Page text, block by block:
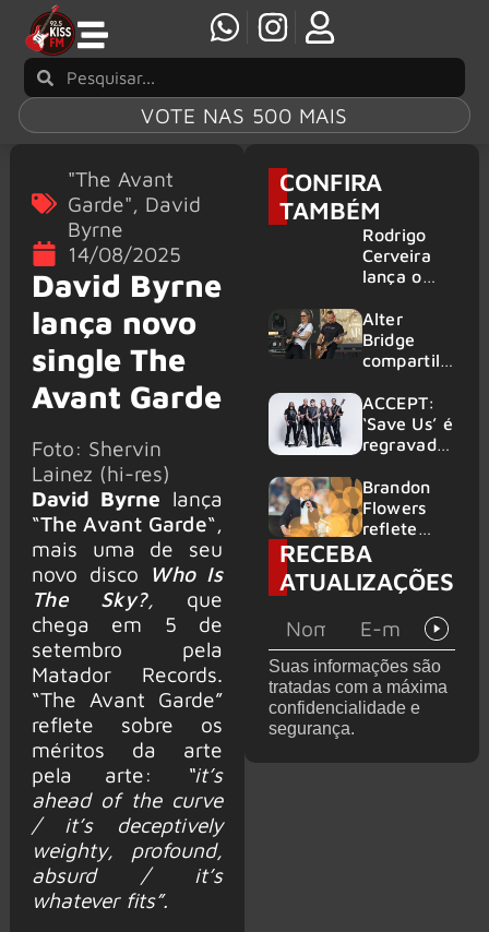
VOTE NAS 500 MAIS
"The Avant
Garde", David
Byrne
14/08/2025
David Byrne
lança novo
single The
Avant Garde
Foto: Shervin
Lainez (hi-res)
David Byrne lança
“The Avant Garde“,
mais uma de seu
novo disco
Who Is
The Sky?, que
chega em 5 de
setembro pela
Matador Records.
“The Avant Garde”
reflete sobre os
méritos da arte
pela arte:
“it’s
ahead of the curve
/ it’s deceptively
weighty, profound,
absurd / it’s
whatever fits”.
CONFIRA
TAMBÉM
Rodrigo
Cerveira
lança o
Searcher”
Alter
Bridge
compartilh
vivo de
“Fortress”
gravada
am Ring
2026
ACCEPT:
‘Save Us’ é
regravada
membros
do GHOST
e KORN
Brandon
Flowers
reflete
sobre o
futuro e
levanta
de de
deixar os
palcos
RECEBA
ATUALIZAÇÕES
Suas informações são
tratadas com a máxima
confidencialidade e
segurança.